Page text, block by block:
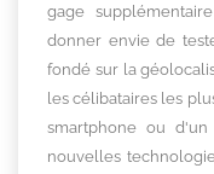
gage
donner envie de
fondé sur la
les célibataires les
smartphone ou
nouvelles